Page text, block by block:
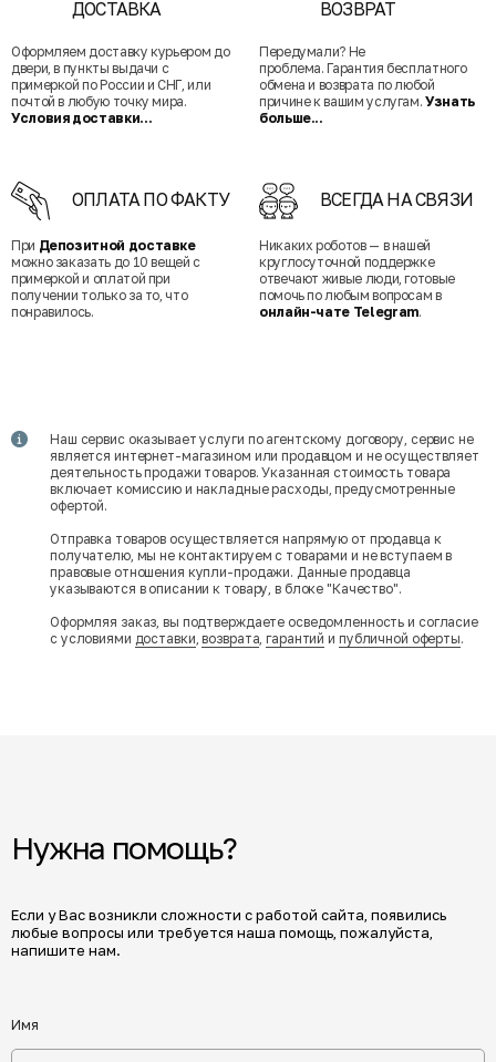
ДОСТАВКА
Оформляем доставку курьером до
двери, в пункты выдачи с
примеркой по России и СНГ, или
почтой в любую точку мира.
Условия доставки...
ВОЗВРАТ
Передумали? Не
проблема. Гарантия бесплатного
обмена и возврата по любой
причине к вашим услугам. Узнать
больше...
ОПЛАТА ПО ФАКТУ
При Депозитной доставке
можно заказать до 10 вещей с
примеркой и оплатой при
получении только за то, что
понравилось.
ВСЕГДА НА СВЯЗИ
Никаких роботов — в нашей
круглосуточной поддержке
отвечают живые люди, готовые
помочь по любым вопросам в
онлайн-чате Telegram.
Наш сервис оказывает услуги по агентскому договору, сервис не
является интернет-магазином или продавцом и не осуществляет
деятельность продажи товаров. Указанная стоимость товара
включает комиссию и накладные расходы, предусмотренные
офертой.
Отправка товаров осуществляется напрямую от продавца к
получателю, мы не контактируем с товарами и не вступаем в
правовые отношения купли-продажи. Данные продавца
указываются в описании к товару, в блоке "Качество".
Оформляя заказ, вы подтверждаете осведомленность и согласие
с условиями доставки,возврата,гарантий и публичной оферты.
Нужна помощь?
Если у Вас возникли сложности с работой сайта, появились
любые вопросы или требуется наша помощь, пожалуйста,
напишите нам.
Имя